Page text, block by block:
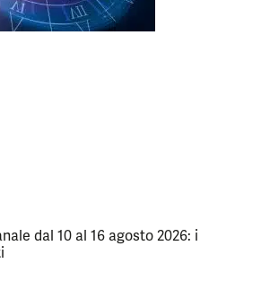
dal 10 al 16 agosto 2026: i